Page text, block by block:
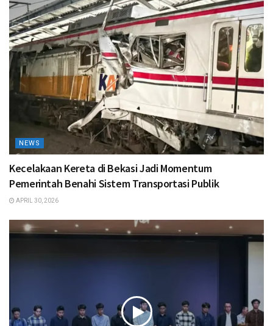
NEWS
Kecelakaan Kereta di Bekasi Jadi Momentum
Pemerintah Benahi Sistem Transportasi Publik
APRIL 30, 2026